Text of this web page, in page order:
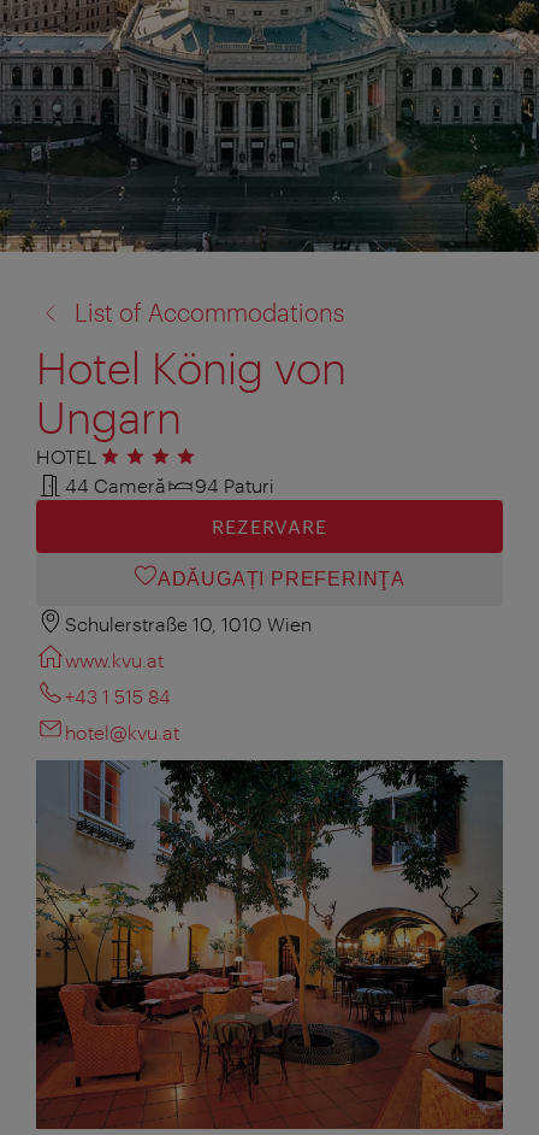
la:
List of Accommodations
Hotel König von
Ungarn
HOTEL 4 stele
44 Cameră
94 Paturi
REZERVARE
ADĂUGAȚI PREFERINŢA
Schulerstraße 10, 1010 Wien
www.kvu.at
+43 1 515 84
hotel@kvu.at